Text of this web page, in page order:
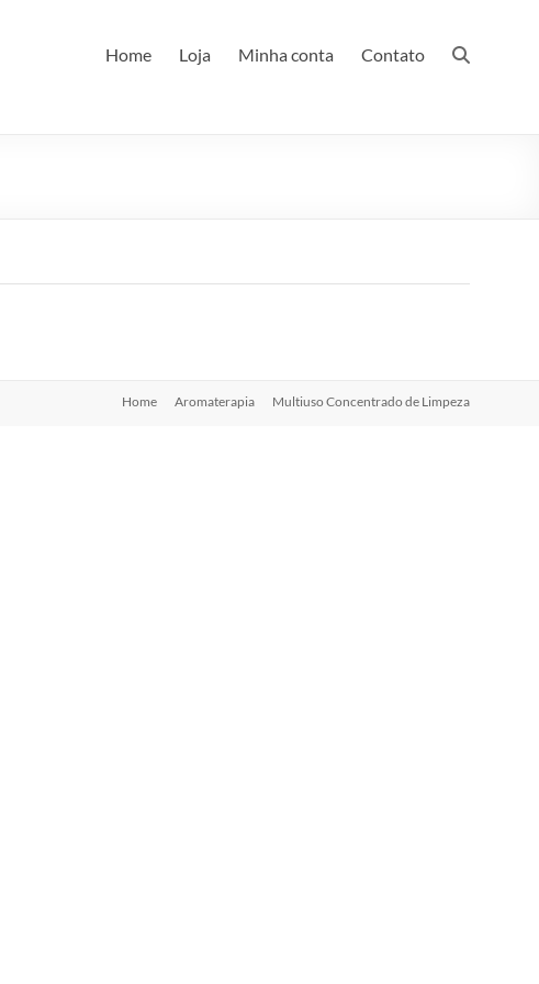
Home Loja Minha conta Contato
Home Aromaterapia Multiuso Concentrado de Limpeza